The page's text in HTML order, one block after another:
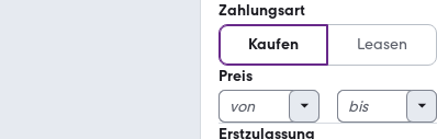
Zahlungsart
Kaufen
Leasen
Preis
Erstzulassung